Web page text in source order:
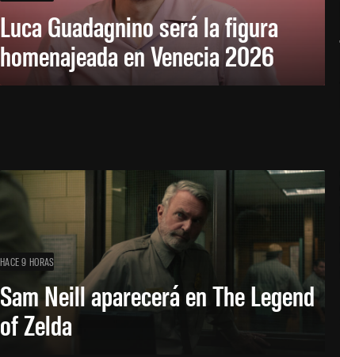
Luca Guadagnino será la figura
homenajeada en Venecia 2026
HACE 9 HORAS
Sam Neill aparecerá en The Legend
of Zelda